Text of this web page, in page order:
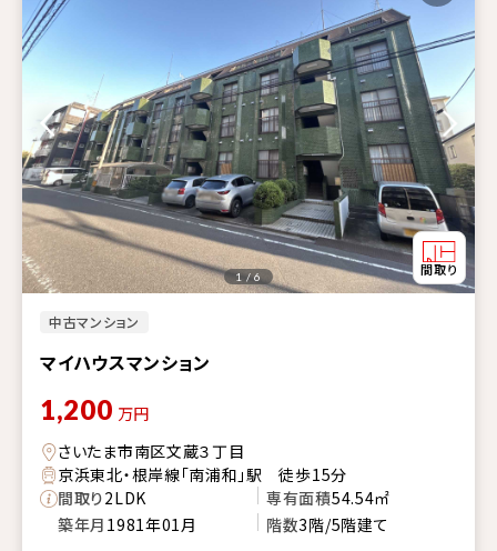
中古マンション
マイハウスマンション
1 / 6
1,200 万円
さいたま市南区文蔵３丁目
京浜東北・根岸線「南浦和」駅 徒歩15分
間取り2LDK 専有面積54.54㎡
築年月 1981年01月 階数3階/5階建て